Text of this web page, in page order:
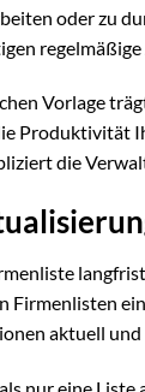
oder zu
Vorlage
Produktivität
die
aktuell und